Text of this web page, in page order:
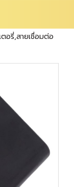
ตอรี่,สายเชื่อมต่อ